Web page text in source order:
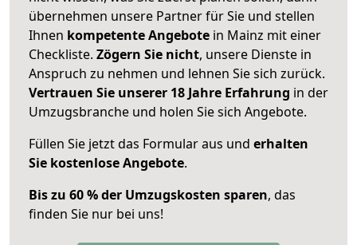
übernehmen unsere Partner für Sie und stellen
Ihnen kompetente Angebote in Mainz mit einer
Checkliste. Zögern Sie nicht, unsere Dienste in
Anspruch zu nehmen und lehnen Sie sich zurück.
Vertrauen Sie unserer 18 Jahre Erfahrung in der
Umzugsbranche und holen Sie sich Angebote.
Füllen Sie jetzt das Formular aus und erhalten
Sie kostenlose Angebote.
Bis zu 60 % der Umzugskosten sparen, das
finden Sie nur bei uns!